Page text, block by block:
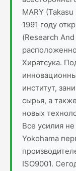
MARY
1991 году
(Research
Хиратсука.
институт,
сырья, а
новых
Все усилия
Yokohama
ISO9001.